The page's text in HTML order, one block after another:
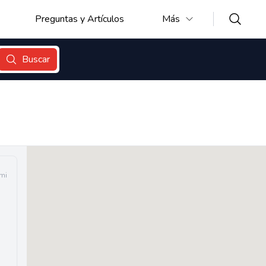
Preguntas y Artículos Más
Buscar